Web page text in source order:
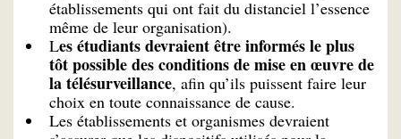
établissements qui ont fait du distanciel l’essence
même de leur organisation).
Les étudiants devraient être informés le plus
tôt possible des conditions de mise en œuvre de
la télésurveillance, afin qu’ils puissent faire leur
choix en toute connaissance de cause.
Les établissements et organismes devraient